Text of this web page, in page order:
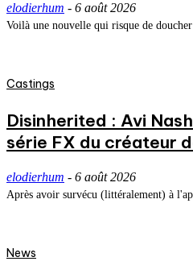
elodierhum - 6 août 2026
Voilà une nouvelle qui risque de
Castings
Disinherited : Avi
série FX du créateur
elodierhum - 6 août 2026
Après avoir survécu (littéralement) à
News